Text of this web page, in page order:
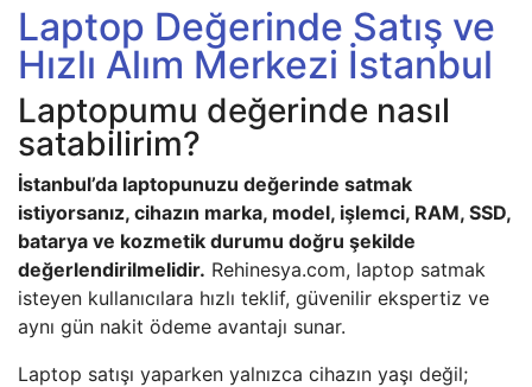
Laptop Değerinde Satış ve
Hızlı Alım Merkezi İstanbul
Laptopumu değerinde nasıl
satabilirim?
İstanbul’da laptopunuzu değerinde satmak
istiyorsanız, cihazın marka, model, işlemci, RAM, SSD,
batarya ve kozmetik durumu doğru şekilde
değerlendirilmelidir. Rehinesya.com, laptop satmak
isteyen kullanıcılara hızlı teklif, güvenilir ekspertiz ve
aynı gün nakit ödeme avantajı sunar.
Laptop satışı yaparken yalnızca cihazın yaşı değil;